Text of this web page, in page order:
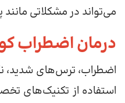
می‌تواند در مشکلاتی مانند
درمان اضطراب
اضطراب، ترس‌های شدید،
استفاده از تکنیک‌های